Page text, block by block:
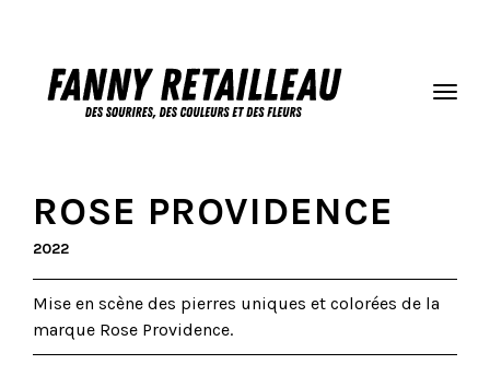
ROSE PROVIDENCE
2022
Mise en scène des pierres uniques et colorées de la
marque Rose Providence.